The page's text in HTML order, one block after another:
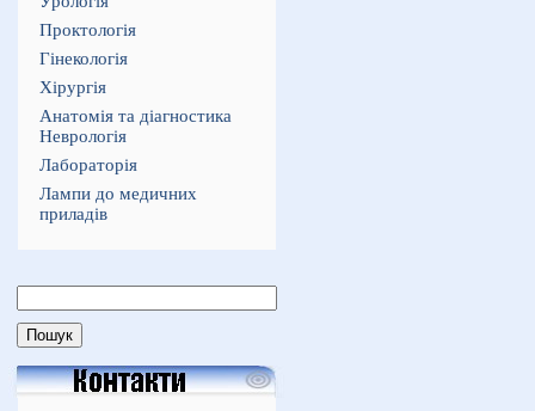
Проктологія
Гінекологія
Хірургія
Анатомія та діагностика
Неврологія
Лабораторія
Лампи до медичних
приладів